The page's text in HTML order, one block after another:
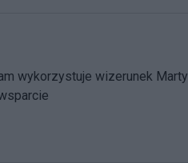
wykorzystuje wizerunek Marty